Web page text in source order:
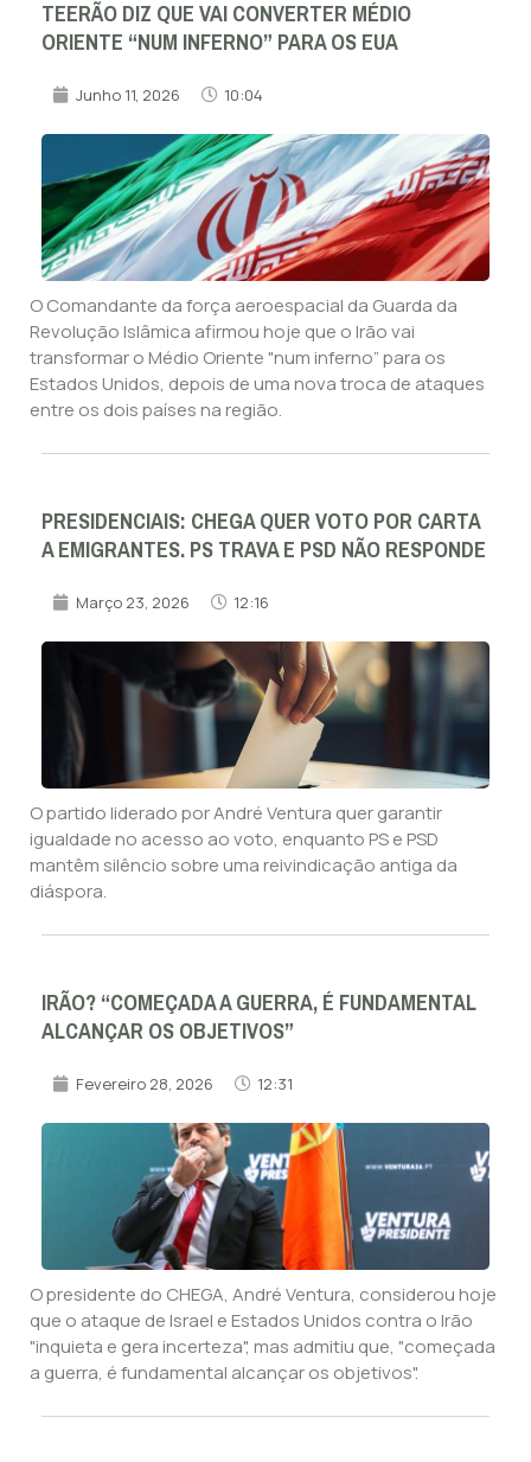
TEERÃO DIZ QUE VAI CONVERTER MÉDIO
ORIENTE “NUM INFERNO” PARA OS EUA
Junho 11, 2026 10:04
O Comandante da força aeroespacial da Guarda da
Revolução Islâmica afirmou hoje que o Irão vai
transformar o Médio Oriente "num inferno” para os
Estados Unidos, depois de uma nova troca de ataques
entre os dois países na região.
PRESIDENCIAIS: CHEGA QUER VOTO POR CARTA
A EMIGRANTES. PS TRAVA E PSD NÃO RESPONDE
Março 23, 2026 12:16
O partido liderado por André Ventura quer garantir
igualdade no acesso ao voto, enquanto PS e PSD
mantêm silêncio sobre uma reivindicação antiga da
diáspora.
IRÃO? “COMEÇADA A GUERRA, É FUNDAMENTAL
ALCANÇAR OS OBJETIVOS”
Fevereiro 28, 2026 12:31
O presidente do CHEGA, André Ventura, considerou hoje
que o ataque de Israel e Estados Unidos contra o Irão
"inquieta e gera incerteza", mas admitiu que, "começada
a guerra, é fundamental alcançar os objetivos".